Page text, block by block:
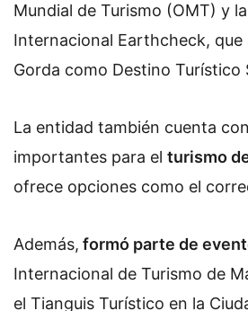
Mundial de Turismo (OMT) y
Internacional Earthcheck, que
Gorda como Destino Turístico
La entidad también cuenta
importantes para el turismo
ofrece opciones como el
Además, formó parte de
Internacional de Turismo de
el Tianguis Turístico en la